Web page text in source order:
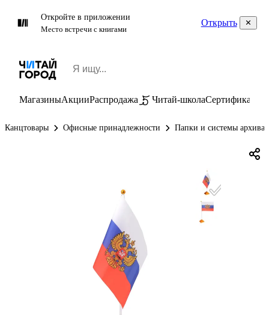
Откройте в приложении
Место встречи с книгами
Открыть
МагазиныАкцииРаспродажа Читай-школаСертификаты
Канцтовары Офисные принадлежности Папки и системы